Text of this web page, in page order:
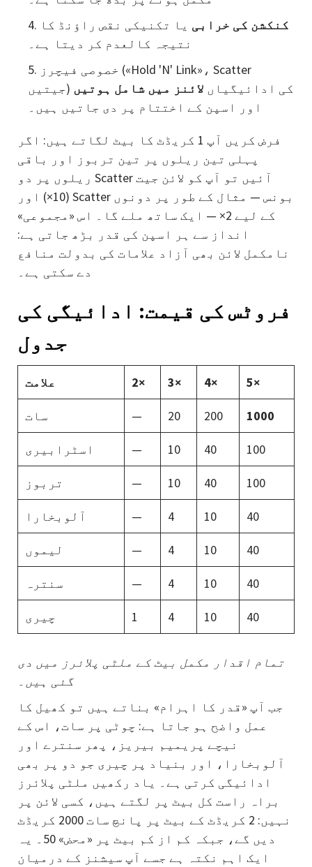
کنکشن کی خرابی یا تکنیکی نقص راؤنڈ کا
نتیجہ کالعدم کر دیتا ہے۔
خصوصی فیچرز («Hold 'N' Link»، Scatter
جیتیں) کی ادائیگیاں لائنز میں شامل ہوتیں
اور اسپن کے اختتام پر دی جاتیں ہیں۔
فرض کریں آپ 1 کریڈٹ کا بیٹ لگاتے ہیں: اگر
پہلی تین ریلوں پر تین تربوز اور باقی
ریلوں پر دو Scatter آئیں تو آپ کو لائن جیت
(10×) اور Scatter بونس — مثال کے طور پر دونوں
کے لیے 2× — ایک ساتھ ملے گا۔ اس «مجموعی»
انداز سے ہر اسپن کی قدر بڑھ جاتی ہے:
نامکمل لائن بھی آزاد علامات کی بدولت منافع
دے سکتی ہے۔
فروٹس کی قیمت: ادائیگی کی
جدول
علامت 2× 3× 4× 5×
سات — 20 200 1000
اسٹرابیری — 10 40 100
تربوز — 10 40 100
آلوبخارا — 4 10 40
لیموں — 4 10 40
سنترہ — 4 10 40
چیری 1 4 10 40
تمام اقدار مکمل بیٹ کے ملٹی پلائرز میں دی
گئی ہیں۔
جب آپ «قدر کا اہرام» بناتے ہیں تو کھیل کا
عمل واضح ہو جاتا ہے: چوٹی پر سات، اس کے
نیچے پریمیم بیریز، پھر سنترے اور
آلوبخارا، اور بنیاد پر چیری جو دو پر بھی
ادائیگی کرتی ہے۔ یاد رکھیں ملٹی پلائرز
براہ راست کل بیٹ پر لگتے ہیں، کسی لائن پر
نہیں: 2 کریڈٹ کے بیٹ پر پانچ سات 2000 کریڈٹ
دیں گے، جبکہ کم از کم بیٹ پر «محض» 50۔ یہ
ایک اہم نکتہ ہے جسے آپ سیشنز کے درمیان